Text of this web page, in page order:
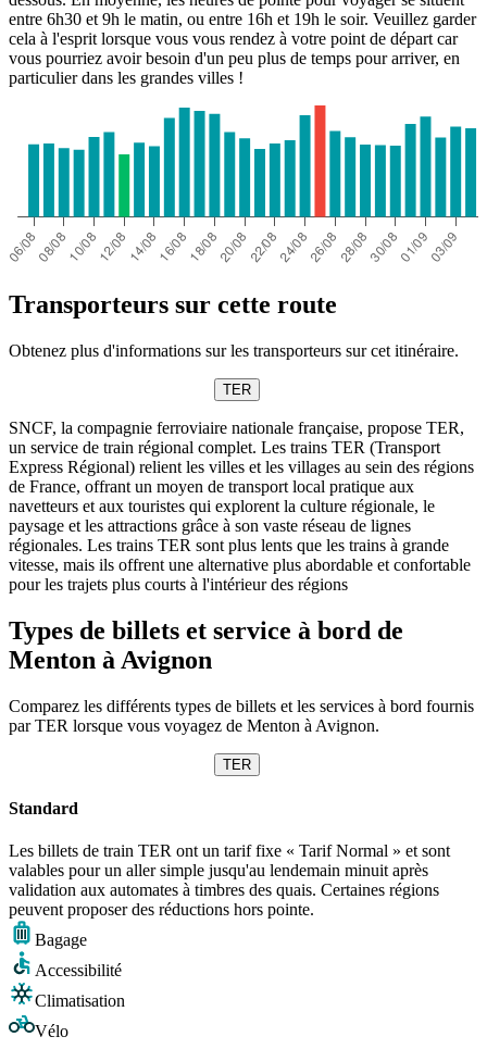
entre 6h30 et 9h le matin, ou entre 16h et 19h le soir. Veuillez garder
cela à l'esprit lorsque vous vous rendez à votre point de départ car
vous pourriez avoir besoin d'un peu plus de temps pour arriver, en
particulier dans les grandes villes !
Transporteurs sur cette route
Obtenez plus d'informations sur les transporteurs sur cet itinéraire.
TER
SNCF, la compagnie ferroviaire nationale française, propose TER,
un service de train régional complet. Les trains TER (Transport
Express Régional) relient les villes et les villages au sein des régions
de France, offrant un moyen de transport local pratique aux
navetteurs et aux touristes qui explorent la culture régionale, le
paysage et les attractions grâce à son vaste réseau de lignes
régionales. Les trains TER sont plus lents que les trains à grande
vitesse, mais ils offrent une alternative plus abordable et confortable
pour les trajets plus courts à l'intérieur des régions
Types de billets et service à bord de
Menton à Avignon
Comparez les différents types de billets et les services à bord fournis
par TER lorsque vous voyagez de Menton à Avignon.
TER
Standard
Les billets de train TER ont un tarif fixe « Tarif Normal » et sont
valables pour un aller simple jusqu'au lendemain minuit après
validation aux automates à timbres des quais. Certaines régions
peuvent proposer des réductions hors pointe.
Bagage
Accessibilité
Climatisation
Vélo